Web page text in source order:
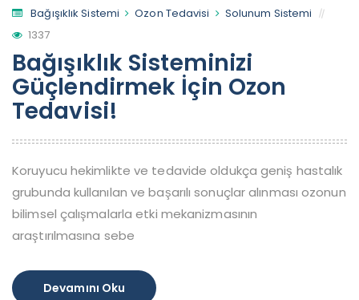
Bağışıklık Sistemi
Ozon Tedavisi
Solunum Sistemi
1337
Bağışıklık Sisteminizi
Güçlendirmek İçin Ozon
Tedavisi!
Koruyucu hekimlikte ve tedavide oldukça geniş hastalık
grubunda kullanılan ve başarılı sonuçlar alınması ozonun
bilimsel çalışmalarla etki mekanizmasının
araştırılmasına sebe
Devamını Oku